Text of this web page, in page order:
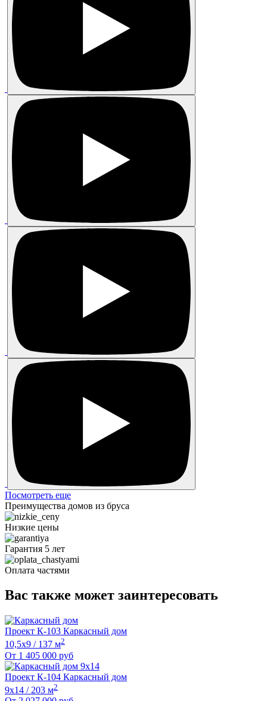
Посмотреть еще
Преимущества домов из бруса
Низкие цены
Гарантия 5 лет
Оплата частями
Вас также может заинтересовать
Проект К-103 Каркасный дом
10,5х9 / 137 м2
От 1 405 000 руб
Проект К-104 Каркасный дом
9х14 / 203 м2